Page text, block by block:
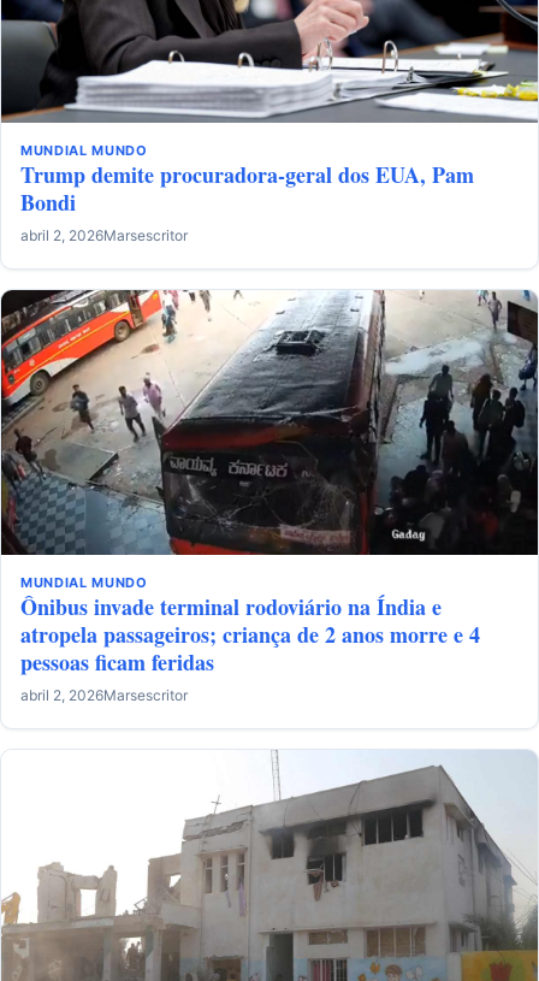
MUNDIAL MUNDO
Trump demite procuradora-geral dos EUA, Pam
Bondi
abril 2, 2026Marsescritor
MUNDIAL MUNDO
Ônibus invade terminal rodoviário na Índia e
atropela passageiros; criança de 2 anos morre e 4
pessoas ficam feridas
abril 2, 2026Marsescritor